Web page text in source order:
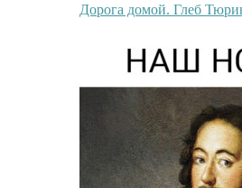
Дорога домой. Глеб